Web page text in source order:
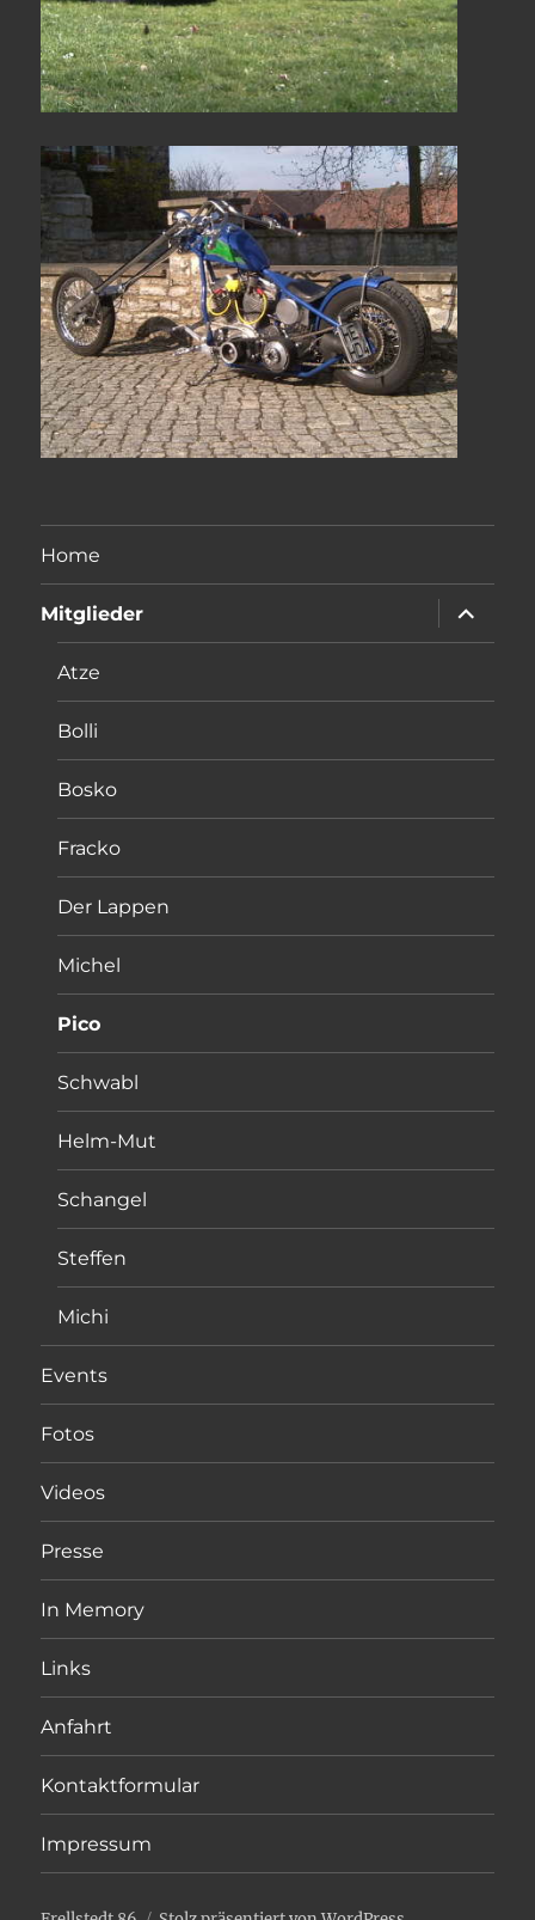
Home
Mitglieder
öffnen
Atze
Bolli
Bosko
Fracko
Der Lappen
Michel
Pico
Schwabl
Helm-Mut
Schangel
Steffen
Michi
Events
Fotos
Videos
Presse
In Memory
Links
Anfahrt
Kontaktformular
Impressum